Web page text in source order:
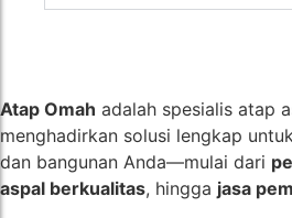
Atap Omah adalah spesialis atap
menghadirkan solusi lengkap
dan bangunan Anda—mulai dari
aspal berkualitas, hingga jasa